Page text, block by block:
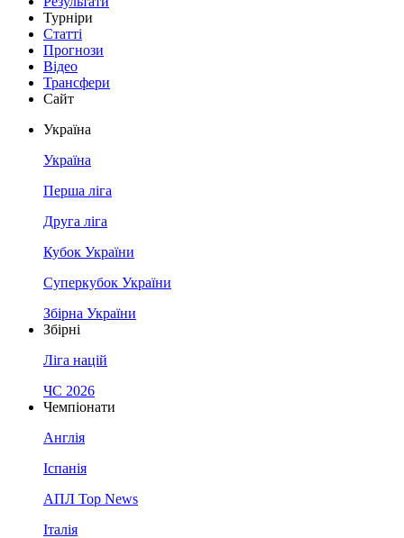
Турніри
Статті
Прогнози
Відео
Трансфери
Сайт
Україна
Україна
Перша ліга
Друга ліга
Кубок України
Суперкубок України
Збірна України
Збірні
Ліга націй
ЧС 2026
Чемпіонати
Англія
Іспанія
АПЛ Top News
Італія